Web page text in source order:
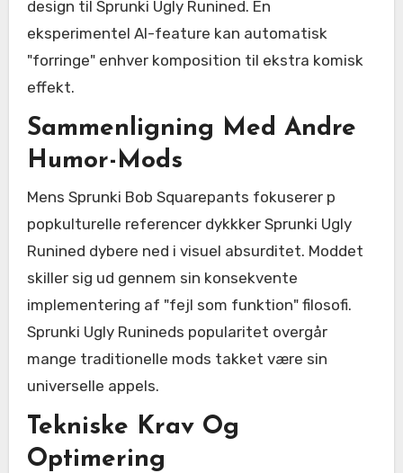
design til Sprunki Ugly Runined. En
eksperimentel AI-feature kan automatisk
"forringe" enhver komposition til ekstra komisk
effekt.
Sammenligning Med Andre
Humor-Mods
Mens Sprunki Bob Squarepants fokuserer p
popkulturelle referencer dykkker Sprunki Ugly
Runined dybere ned i visuel absurditet. Moddet
skiller sig ud gennem sin konsekvente
implementering af "fejl som funktion" filosofi.
Sprunki Ugly Runineds popularitet overgår
mange traditionelle mods takket være sin
universelle appels.
Tekniske Krav Og
Optimering